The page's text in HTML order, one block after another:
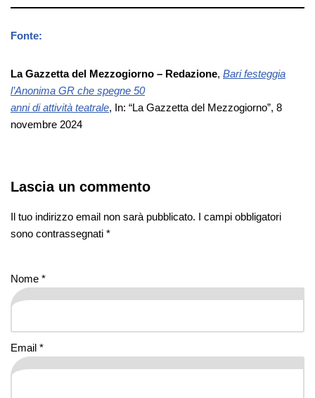
Fonte:
La Gazzetta del Mezzogiorno – Redazione, Bari festeggia
l’Anonima GR che spegne 50
anni di attività teatrale, In: “La Gazzetta del Mezzogiorno”, 8
novembre 2024
Lascia un commento
Il tuo indirizzo email non sarà pubblicato. I campi obbligatori
sono contrassegnati *
Nome *
Email *